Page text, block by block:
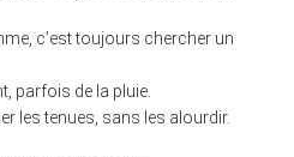
c’est toujours chercher un
parfois de la pluie.
les tenues, sans les alourdir.